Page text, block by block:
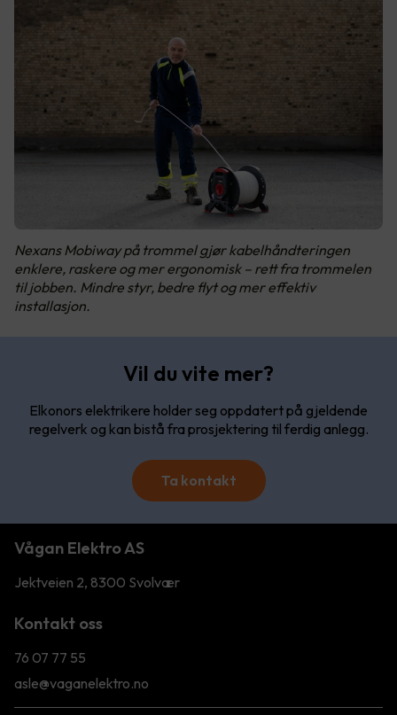
Nexans Mobiway på trommel gjør kabelhåndteringen
enklere, raskere og mer ergonomisk – rett fra trommelen
til jobben. Mindre styr, bedre flyt og mer effektiv
installasjon.
Vil du vite mer?
Elkonors elektrikere holder seg oppdatert på gjeldende
regelverk og kan bistå fra prosjektering til ferdig anlegg.
Ta kontakt
Vågan Elektro AS
Jektveien 2, 8300 Svolvær
Kontakt oss
76 07 77 55
asle@vaganelektro.no